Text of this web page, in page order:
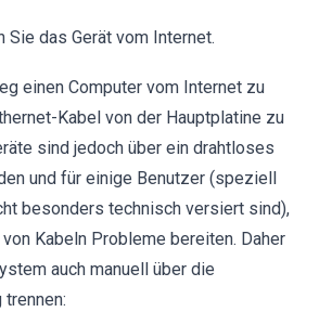
Sie das Gerät vom Internet.
einen Computer vom Internet zu
Kabel von der Hauptplatine zu
sind jedoch über ein drahtloses
und für einige Benutzer (speziell
besonders technisch versiert sind),
von Kabeln Probleme bereiten. Daher
auch manuell über die